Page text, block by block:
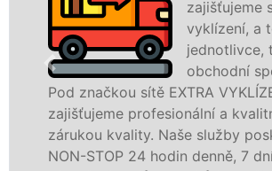
zajišťujeme služby
vyklízení, a to jak pro
jednotlivce, tak pro
obchodní společnosti.
EXTRA VYKLÍZENÍ
a kvalitní servis se
Naše služby poskytujeme
hodin denně, 7 dní v týdnu